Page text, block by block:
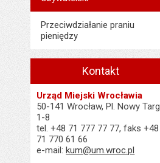
Przeciwdziałanie praniu
pieniędzy
Kontakt
Urząd Miejski Wrocławia
50-141 Wrocław, Pl. Nowy Targ
1-8
tel. +48 71 777 77 77, faks +48
71 770 61 66
e-mail:kum@um.wroc.pl